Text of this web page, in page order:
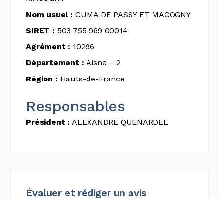
Nom usuel : CUMA DE PASSY ET MACOGNY
SIRET : 503 755 969 00014
Agrément : 10296
Département : Aisne – 2
Région : Hauts-de-France
Responsables
Président : ALEXANDRE QUENARDEL
Évaluer et rédiger un avis